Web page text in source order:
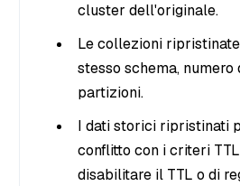
cluster dell'originale.
Le collezioni
stesso schema, numero
partizioni.
I dati storici ripristinati
conflitto con i criteri
disabilitare il TTL o di